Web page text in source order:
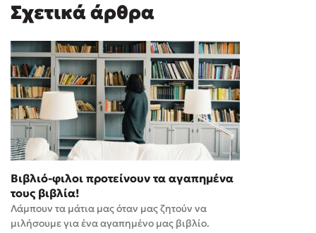
Σχετικά άρθρα
Βιβλιό-φιλοι προτείνουν τα αγαπημένα
τους βιβλία!
Λάμπουν τα μάτια μας όταν μας ζητούν να
μιλήσουμε για ένα αγαπημένο μας βιβλίο.